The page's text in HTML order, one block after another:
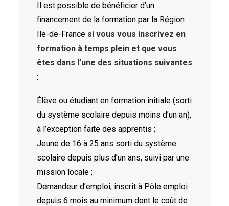
Il est possible de bénéficier d’un
financement de la formation par la Région
Ile-de-France si vous vous inscrivez en
formation à temps plein et que vous
êtes dans l’une des situations suivantes
:
Élève ou étudiant en formation initiale (sorti
du système scolaire depuis moins d’un an),
à l’exception faite des apprentis ;
Jeune de 16 à 25 ans sorti du système
scolaire depuis plus d’un ans, suivi par une
mission locale ;
Demandeur d’emploi, inscrit à Pôle emploi
depuis 6 mois au minimum dont le coût de